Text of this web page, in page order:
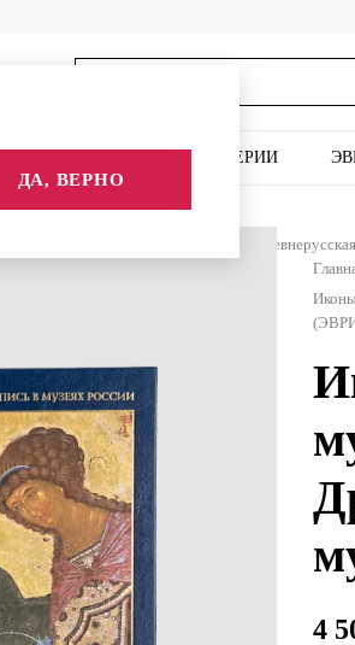
ДА, ВЕРНО
СЕРИИ
Белозерского музея-заповедника.
4